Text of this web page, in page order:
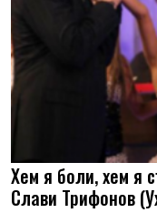
Хем я боли, хем я
Слави Трифонов